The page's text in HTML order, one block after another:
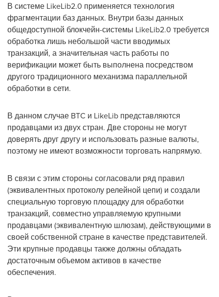
В системе LikeLib2.0 применяется технология
фрагментации баз данных. Внутри базы данных
общедоступной блокчейн-системы LikeLib2.0 требуется
обработка лишь небольшой части вводимых
транзакций, а значительная часть работы по
верификации может быть выполнена посредством
другого традиционного механизма параллельной
обработки в сети.
В данном случае BTC и LikeLib представляются
продавцами из двух стран. Две стороны не могут
доверять друг другу и использовать разные валюты,
поэтому не имеют возможности торговать напрямую.
В связи с этим стороны согласовали ряд правил
(эквивалентных протоколу релейной цепи) и создали
специальную торговую площадку для обработки
транзакций, совместно управляемую крупными
продавцами (эквивалентную шлюзам), действующими в
своей собственной стране в качестве представителей.
Эти крупные продавцы также должны обладать
достаточным объемом активов в качестве
обеспечения.